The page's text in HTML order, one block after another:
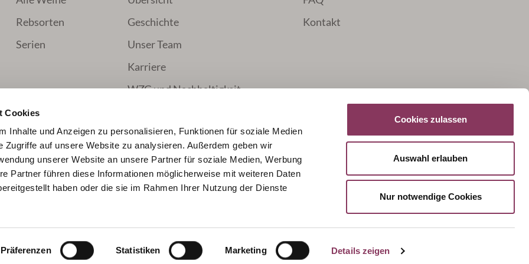
Cookies
Inhalte und Anzeigen zu personalisieren, Funktionen für soziale Medien
Zugriffe auf unsere Website zu analysieren. Außerdem geben wir
unserer Website an unsere Partner für soziale Medien, Werbung
Partner führen diese Informationen möglicherweise mit weiteren Daten
haben oder die sie im Rahmen Ihrer Nutzung der Dienste
Präferenzen Statistiken Marketing Details zeigen
Cookies zulassen
Auswahl erlauben
Nur notwendige Cookies
Wert ein oder benutze die Schaltflächen um die Anzahl zu erhöhen oder zu reduzieren.
Nährwerte und Zutaten
Rebsorten
Serien
Geschichte
Unser Team
Karriere
WZG und Nachhaltigkeit
Kontakt
Unsere Zahlungsmöglichkeiten: Unser Versandpartner: